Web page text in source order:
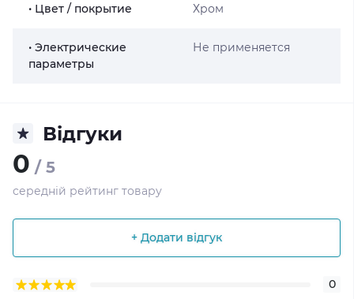
• Цвет / покрытие Хром
• Электрические
параметры
Не применяется
Відгуки
0 / 5
середній рейтинг товару
+ Додати відгук
0